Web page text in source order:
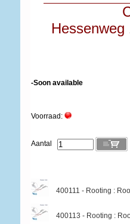
-Soon available
Voorraad:
Aantal
400111 - Rooting :
400113 - Rooting :